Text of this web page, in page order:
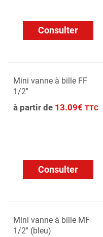
Consulter
Mini vanne à bille FF
1/2''
à partir de 13.09€ TTC
Consulter
Mini vanne à bille MF
1/2'' (bleu)